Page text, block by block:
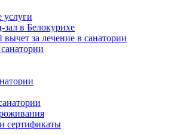
услуги
в Белокурихе
за лечение в санатории
сертификаты